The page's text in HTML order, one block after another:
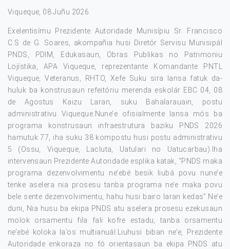
Viqueque, 08 Juñu 2026
Exelentisímu Prezidente Autoridade Munisípiu Sr. Francisco
C.S de G. Soares, akompañia husi Diretór Servisu Munisipál
PNDS, PDIM, Edukasaun, Obras Publikas no Patrimoniu
Lojístika, APA Viqueque, reprezentante Komandante PNTL
Viqueque, Veteranus, RHTO, Xefe Suku sira lansa fatuk da-
huluk ba konstrusaun refeitóriu merenda eskolár EBC 04, 08
de Agostus Kaizu Laran, suku Bahalarauain, postu
administrativu Viqueque.Nune’e ofisialmente lansa mós ba
programa konstrusaun infraestrutura baziku PNDS 2026
hamutuk 77, iha suku 38 kompostu husi postu administrativu
5 (Ossu, Viqueque, Lacluta, Uatulari no Uatucarbau).Iha
intervensaun Prezidente Autoridade esplika katak, “PNDS maka
programa dezenvolvimentu ne’ebé besik liubá povu nune’e
tenke aselera nia prosesu tanba programa ne’e maka povu
bele sente dezenvolvimentu, hahu husi bairo laran kedas”.Ne’e
duni, Nia husu ba ekipa PNDS atu aselera prosesu ezekusaun
molok orsamentu fila fali kofre estadu, tanba orsamentu
ne’ebé koloka la’os multianuál.Liuhusi biban ne’e, Prezidente
Autoridade enkoraza no fó orientasaun ba ekipa PNDS atu